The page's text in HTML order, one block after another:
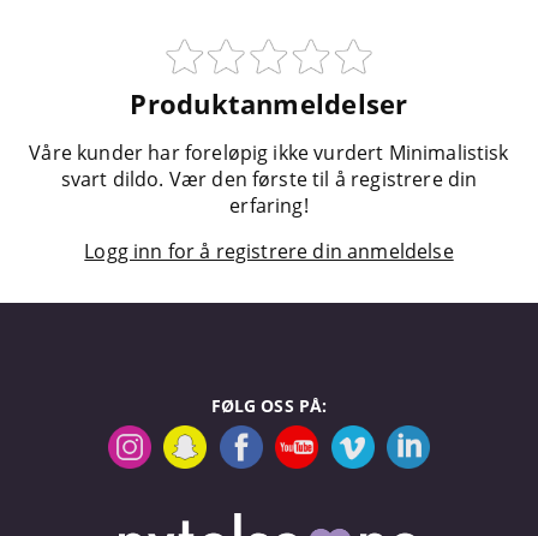
Produktanmeldelser
Våre kunder har foreløpig ikke vurdert Minimalistisk
svart dildo. Vær den første til å registrere din
erfaring!
Logg inn for å registrere din anmeldelse
FØLG OSS PÅ: